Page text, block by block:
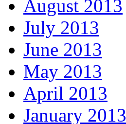
August 2013
July 2013
June 2013
May 2013
April 2013
January 2013